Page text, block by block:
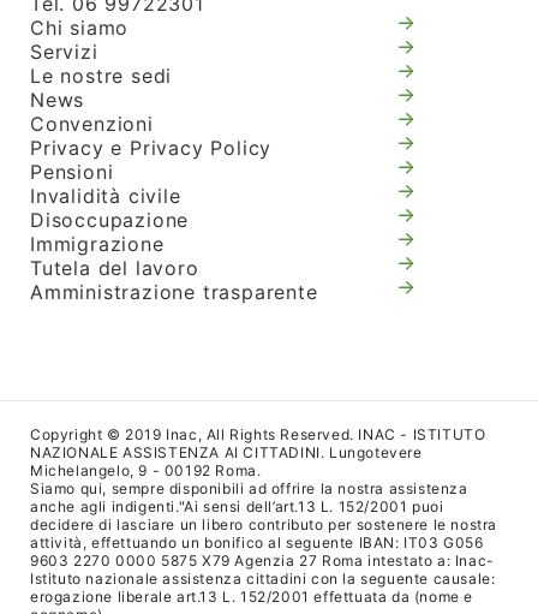
Chi siamo
Servizi
Le nostre sedi
News
Convenzioni
Privacy e Privacy Policy
Pensioni
Invalidità civile
Disoccupazione
Immigrazione
Tutela del lavoro
Amministrazione trasparente
Copyright © 2019 Inac, All Rights Reserved. INAC - ISTITUTO
NAZIONALE ASSISTENZA AI CITTADINI. Lungotevere
Michelangelo, 9 - 00192 Roma.
Siamo qui, sempre disponibili ad offrire la nostra assistenza
anche agli indigenti."Ai sensi dell’art.13 L. 152/2001 puoi
decidere di lasciare un libero contributo per sostenere le nostra
attività, effettuando un bonifico al seguente IBAN: IT03 G056
9603 2270 0000 5875 X79 Agenzia 27 Roma intestato a: Inac-
Istituto nazionale assistenza cittadini con la seguente causale:
erogazione liberale art.13 L. 152/2001 effettuata da (nome e